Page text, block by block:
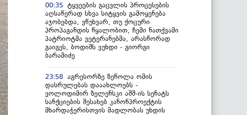
00:35 ტყვეების გაცვლის პროცესების
აღსაწერად სხვა სიტყვის გამოყენება
აჯობებდა, ვწუხვარ, თუ ქოცური
პროპაგანდის წყალობით, ჩემი ნათქვამი
პატრიოტმა ვეტერანებმა, არასწორად
გაიგეს, ბოდიშს ვუხდი - გიორგი
ბარამიძე
23:58 აგრესორზე ზეწოლა ომის
დასრულებას დააახლოებს -
ვოლოდიმირ ზელენსკი აშშ-ის სენატს
სანქციების შესახებ კანონპროექტის
მხარდაჭერისთვის მადლობას უხდის